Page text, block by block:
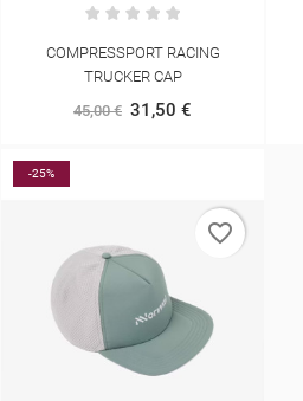
COMPRESSPORT RACING
TRUCKER CAP
45,00 € 31,50 €
-25%
favorite_border